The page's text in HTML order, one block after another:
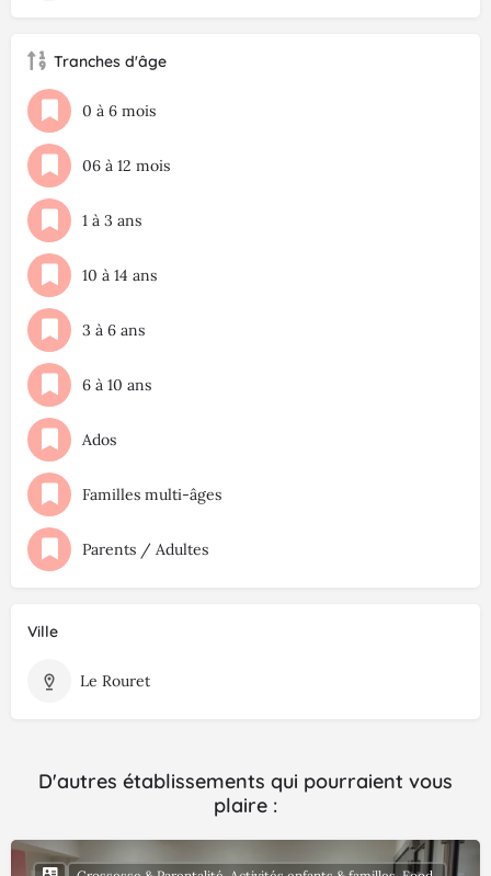
Tranches d'âge
0 à 6 mois
06 à 12 mois
1 à 3 ans
10 à 14 ans
3 à 6 ans
6 à 10 ans
Ados
Familles multi-âges
Parents / Adultes
Ville
Le Rouret
D'autres établissements qui pourraient vous
plaire :